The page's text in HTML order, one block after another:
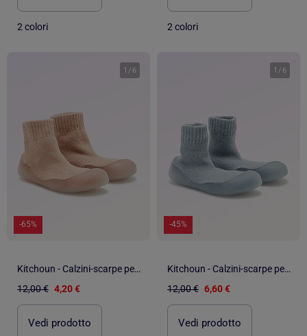
2 colori 2 colori
1 / 6
-65%
Kitchoun - Calzini-scarpe per motricità 3 'Primi passi'
12,00 € 4,20 €
Vedi prodotto
1 / 6
-45%
Kitchoun - Calzini-scarpe per motricità 3 'Primi passi'
12,00 € 6,60 €
Vedi prodotto